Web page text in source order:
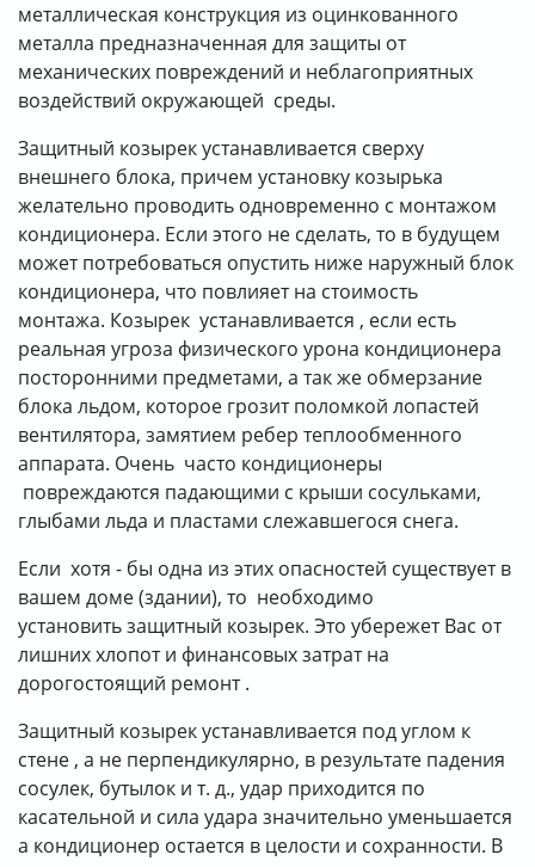
металлическая конструкция из оцинкованного
металла предназначенная для защиты от
механических повреждений и неблагоприятных
воздействий окружающей среды.
Защитный козырек устанавливается сверху
внешнего блока, причем установку козырька
желательно проводить одновременно с монтажом
кондиционера. Если этого не сделать, то в будущем
может потребоваться опустить ниже наружный блок
кондиционера, что повлияет на стоимость
монтажа. Козырек устанавливается , если есть
реальная угроза физического урона кондиционера
посторонними предметами, а так же обмерзание
блока льдом, которое грозит поломкой лопастей
вентилятора, замятием ребер теплообменного
аппарата. Очень часто кондиционеры
повреждаются падающими с крыши сосульками,
глыбами льда и пластами слежавшегося снега.
Если хотя - бы одна из этих опасностей существует в
вашем доме (здании), то необходимо
установить защитный козырек. Это убережет Вас от
лишних хлопот и финансовых затрат на
дорогостоящий ремонт .
Защитный козырек устанавливается под углом к
стене , а не перпендикулярно, в результате падения
сосулек, бутылок и т. д., удар приходится по
касательной и сила удара значительно уменьшается
а кондиционер остается в целости и сохранности. В